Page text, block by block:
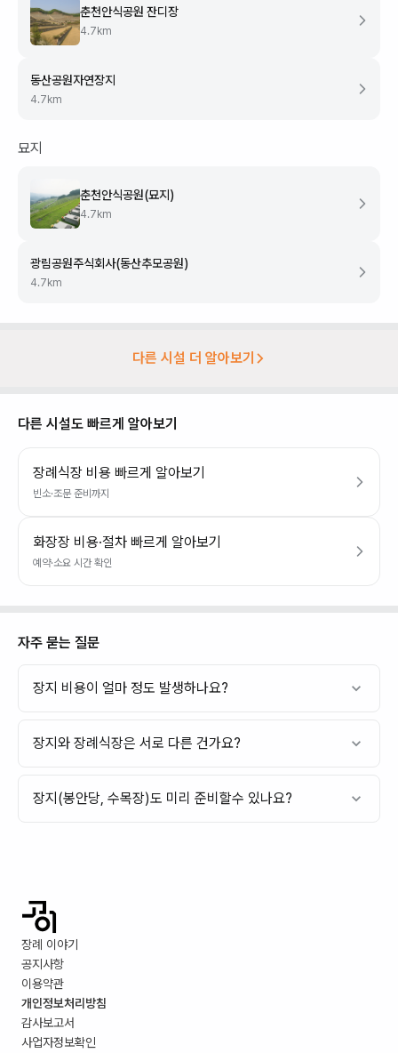
춘천안식공원 잔디장
4.7 km
동산공원자연장지
4.7 km
묘지
춘천안식공원(묘지)
4.7 km
광림공원주식회사(동산추모공원)
4.7 km
다른 시설 더 알아보기
다른 시설도 빠르게 알아보기
장례식장 비용 빠르게 알아보기
빈소·조문 준비까지
화장장 비용·절차 빠르게 알아보기
예약·소요 시간 확인
자주 묻는 질문
장지 비용이 얼마 정도 발생하나요?
장지와 장례식장은 서로 다른 건가요?
장지(봉안당, 수목장)도 미리 준비할수 있나요?
장례 이야기
공지사항
이용약관
개인정보처리방침
감사보고서
사업자정보확인